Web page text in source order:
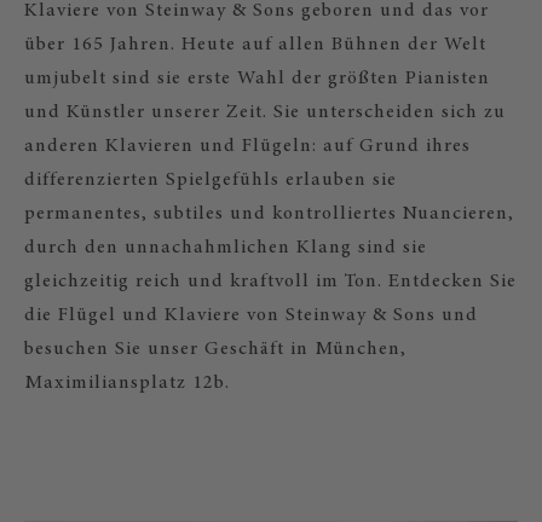
Klaviere von Steinway & Sons geboren und das vor
über 165 Jahren. Heute auf allen Bühnen der Welt
umjubelt sind sie erste Wahl der größten Pianisten
und Künstler unserer Zeit. Sie unterscheiden sich zu
anderen Klavieren und Flügeln: auf Grund ihres
differenzierten Spielgefühls erlauben sie
permanentes, subtiles und kontrolliertes Nuancieren,
durch den unnachahmlichen Klang sind sie
gleichzeitig reich und kraftvoll im Ton. Entdecken Sie
die Flügel und Klaviere von Steinway & Sons und
besuchen Sie unser Geschäft in München,
Maximiliansplatz 12b.